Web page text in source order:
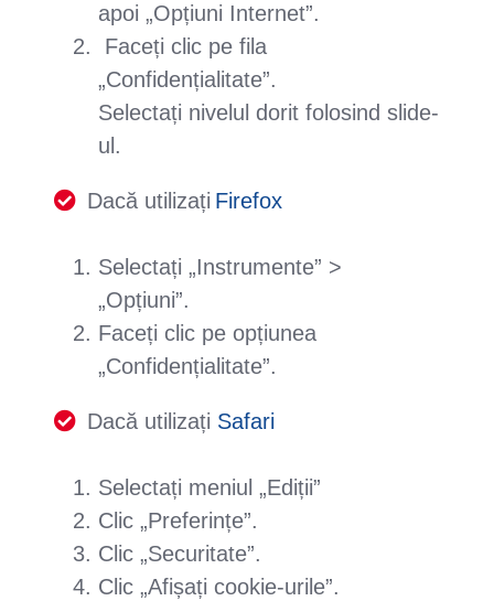
apoi „Opțiuni Internet”.
Faceți clic pe fila
„Confidențialitate”.
Selectați nivelul dorit folosind slide-
ul.
Dacă utilizați Firefox
Selectați „Instrumente” >
„Opțiuni”.
Faceți clic pe opțiunea
„Confidențialitate”.
Dacă utilizați Safari
Selectați meniul „Ediții”
Clic „Preferințe”.
Clic „Securitate”.
Clic „Afișați cookie-urile”.